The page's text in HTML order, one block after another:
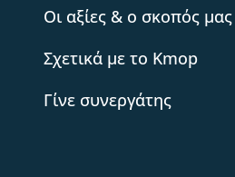
Οι αξίες & ο σκοπός μας
Σχετικά με το Kmop
Γίνε συνεργάτης